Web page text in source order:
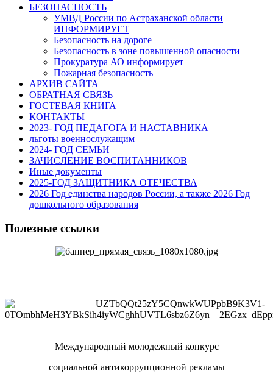
БЕЗОПАСНОСТЬ
УМВД России по Астраханской области
ИНФОРМИРУЕТ
Безопасность на дороге
Безопасность в зоне повышенной опасности
Прокуратура АО информирует
Пожарная безопасность
АРХИВ САЙТА
ОБРАТНАЯ СВЯЗЬ
ГОСТЕВАЯ КНИГА
КОНТАКТЫ
2023- ГОД ПЕДАГОГА И НАСТАВНИКА
льготы военнослужащим
2024- ГОД СЕМЬИ
ЗАЧИСЛЕНИЕ ВОСПИТАННИКОВ
Иные документы
2025-ГОД ЗАЩИТНИКА ОТЕЧЕСТВА
2026 Год единства народов России, а также 2026 Год
дошкольного образования
Полезные ссылки
Международный молодежный конкурс
социальной антикоррупционной рекламы